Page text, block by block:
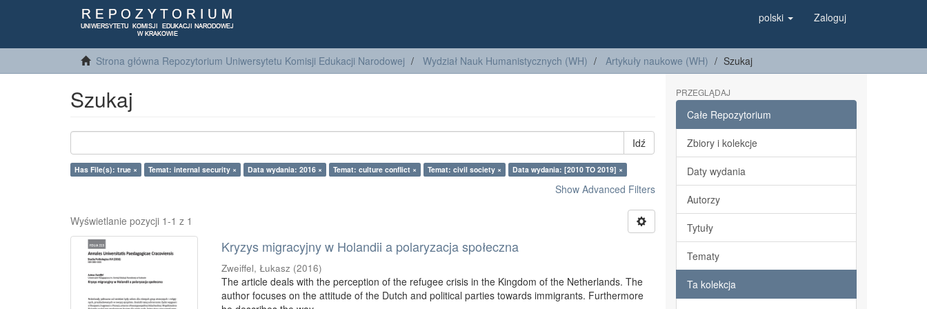
polski Zaloguj
Strona główna Repozytorium Uniwersytetu Komisji Edukacji Narodowej Wydział Nauk Humanistycznych (WH) Artykuły naukowe (WH) Szukaj
Szukaj
Idź
Has File(s): true × Temat: internal security × Data wydania: 2016 × Temat: culture conflict × Temat: civil society × Data wydania: [2010 TO 2019] ×
Show Advanced Filters
Wyświetlanie pozycji 1-1 z 1
Kryzys migracyjny w Holandii a polaryzacja społeczna
Zweiffel, Łukasz (2016)
The article deals with the perception of the refugee crisis in the Kingdom of the Netherlands. The
author focuses on the attitude of the Dutch and political parties towards immigrants. Furthermore
PRZEGLĄDAJ
Całe Repozytorium
Zbiory i kolekcje
Daty wydania
Autorzy
Tytuły
Tematy
Ta kolekcja